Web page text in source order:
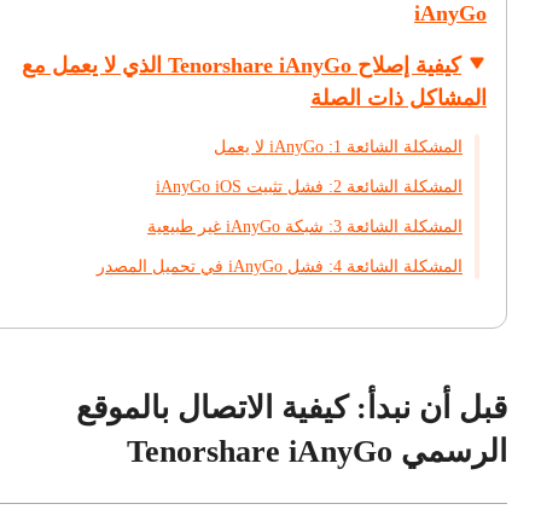
iAnyGo
كيفية إصلاح Tenorshare iAnyGo الذي لا يعمل مع
المشاكل ذات الصلة
المشكلة الشائعة 1: iAnyGo لا يعمل
المشكلة الشائعة 2: فشل تثبيت iAnyGo iOS
المشكلة الشائعة 3: شبكة iAnyGo غير طبيعية
المشكلة الشائعة 4: فشل iAnyGo في تحميل المصدر
قبل أن نبدأ: كيفية الاتصال بالموقع
الرسمي Tenorshare iAnyGo